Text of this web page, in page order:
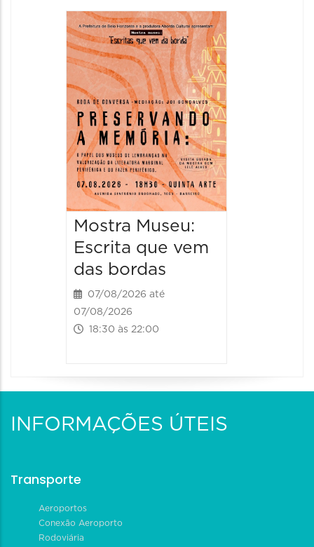
Mostra Museu:
Escrita que vem
das bordas
07/08/2026 até
07/08/2026
18:30 às 22:00
INFORMAÇÕES ÚTEIS
Transporte
Aeroportos
Conexão Aeroporto
Rodoviária